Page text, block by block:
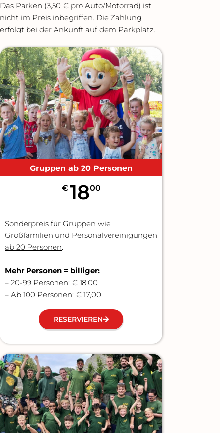
Das Parken (3,50 € pro Auto/Motorrad) ist
nicht im Preis inbegriffen. Die Zahlung
erfolgt bei der Ankunft auf dem Parkplatz.
Gruppen ab 20 Personen
€1800
Sonderpreis für Gruppen wie
Großfamilien und Personalvereinigungen
ab 20 Personen.
Mehr Personen = billiger:
– 20-99 Personen: € 18,00
– Ab 100 Personen: € 17,00
RESERVIEREN